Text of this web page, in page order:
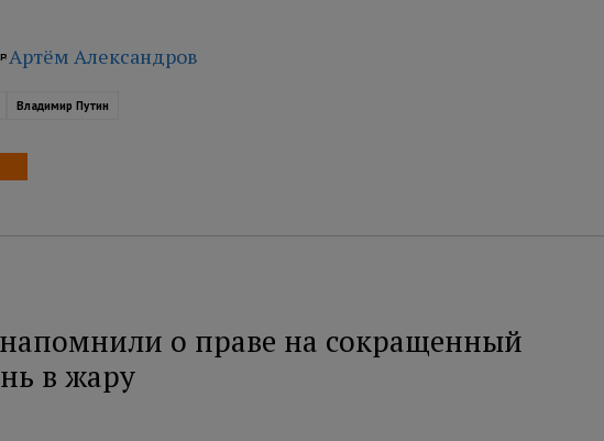
Артём Александров
Владимир Путин
о праве на сокращенный
в жару